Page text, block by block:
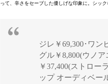
って、辛さをセーブした優しげな印象に。シッ
ジレ￥69,300･ワン
グル￥8,800(ウノ
￥37,400(ストロー
ップ オーディベー